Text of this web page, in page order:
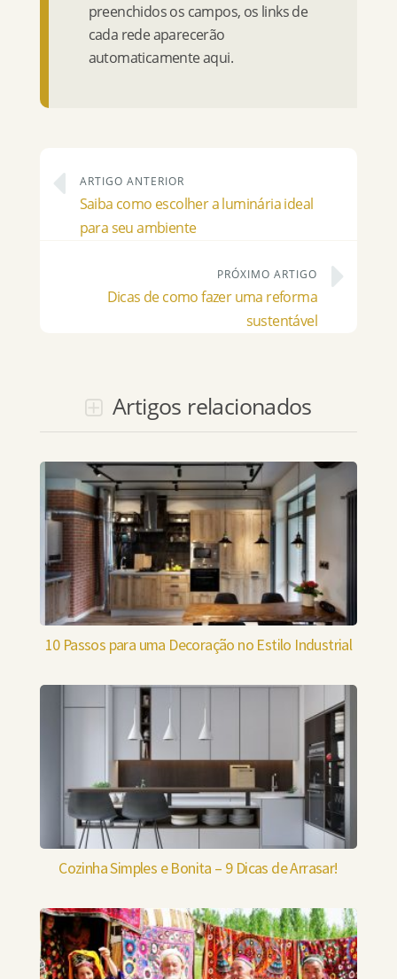
preenchidos os campos, os links de
cada rede aparecerão
automaticamente aqui.
ARTIGO ANTERIOR
Saiba como escolher a luminária ideal
para seu ambiente
PRÓXIMO ARTIGO
Dicas de como fazer uma reforma
sustentável
Artigos relacionados
10 Passos para uma Decoração no Estilo Industrial
Cozinha Simples e Bonita – 9 Dicas de Arrasar!